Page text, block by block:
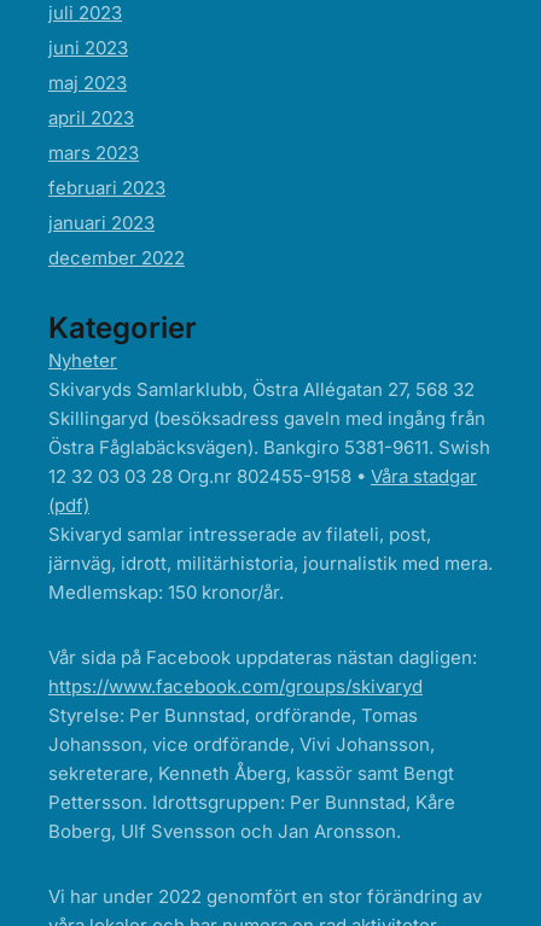
juli 2023
juni 2023
maj 2023
april 2023
mars 2023
februari 2023
januari 2023
december 2022
Kategorier
Nyheter
Skivaryds Samlarklubb, Östra Allégatan 27, 568 32
Skillingaryd (besöksadress gaveln med ingång från
Östra Fåglabäcksvägen). Bankgiro 5381-9611. Swish
12 32 03 03 28 Org.nr 802455-9158 • Våra stadgar
(pdf)
Skivaryd samlar intresserade av filateli, post,
järnväg, idrott, militärhistoria, journalistik med mera.
Medlemskap: 150 kronor/år.
Vår sida på Facebook uppdateras nästan dagligen:
https://www.facebook.com/groups/skivaryd
Styrelse: Per Bunnstad, ordförande, Tomas
Johansson, vice ordförande, Vivi Johansson,
sekreterare, Kenneth Åberg, kassör samt Bengt
Pettersson. Idrottsgruppen: Per Bunnstad, Kåre
Boberg, Ulf Svensson och Jan Aronsson.
Vi har under 2022 genomfört en stor förändring av